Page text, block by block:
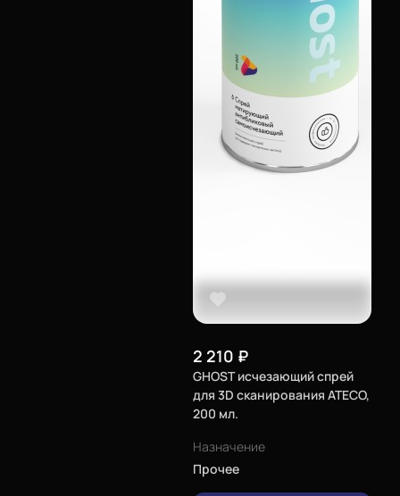
2 210 ₽
GHOST исчезающий спрей
для 3D сканирования ATECO,
200 мл.
Назначение
Прочее